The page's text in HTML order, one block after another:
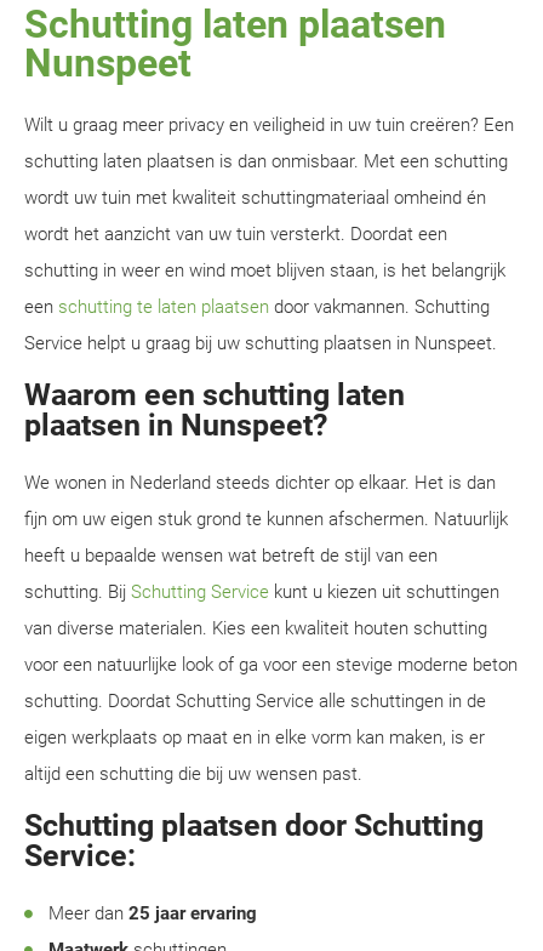
Schutting laten plaatsen
Nunspeet
Wilt u graag meer privacy en veiligheid in uw tuin creëren? Een
schutting laten plaatsen is dan onmisbaar. Met een schutting
wordt uw tuin met kwaliteit schuttingmateriaal omheind én
wordt het aanzicht van uw tuin versterkt. Doordat een
schutting in weer en wind moet blijven staan, is het belangrijk
een schutting te laten plaatsen door vakmannen. Schutting
Service helpt u graag bij uw schutting plaatsen in Nunspeet.
Waarom een schutting laten
plaatsen in Nunspeet?
We wonen in Nederland steeds dichter op elkaar. Het is dan
fijn om uw eigen stuk grond te kunnen afschermen. Natuurlijk
heeft u bepaalde wensen wat betreft de stijl van een
schutting. Bij Schutting Service kunt u kiezen uit schuttingen
van diverse materialen. Kies een kwaliteit houten schutting
voor een natuurlijke look of ga voor een stevige moderne beton
schutting. Doordat Schutting Service alle schuttingen in de
eigen werkplaats op maat en in elke vorm kan maken, is er
altijd een schutting die bij uw wensen past.
Schutting plaatsen door Schutting
Service:
Meer dan 25 jaar ervaring